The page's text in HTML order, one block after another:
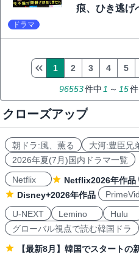
痕、ひき逃げ
ドラマ
96553件中 1 ～ 15
1 2 3 4 5
クローズアップ
朝ドラ:風、薫る 大河:豊臣兄
2026年夏(7月)国内ドラマ一覧
Netflix
Netflix2026年作品
Disney+2026年作品
U-NEXT
Lemino Hulu
グローバル視点で読む韓国ドラ
【最新8月】韓国でスタートの